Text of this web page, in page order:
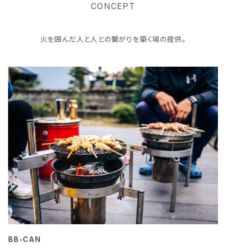
CONCEPT
火を囲んだ人と人との繋がりを築く場の提供。
BB-CAN